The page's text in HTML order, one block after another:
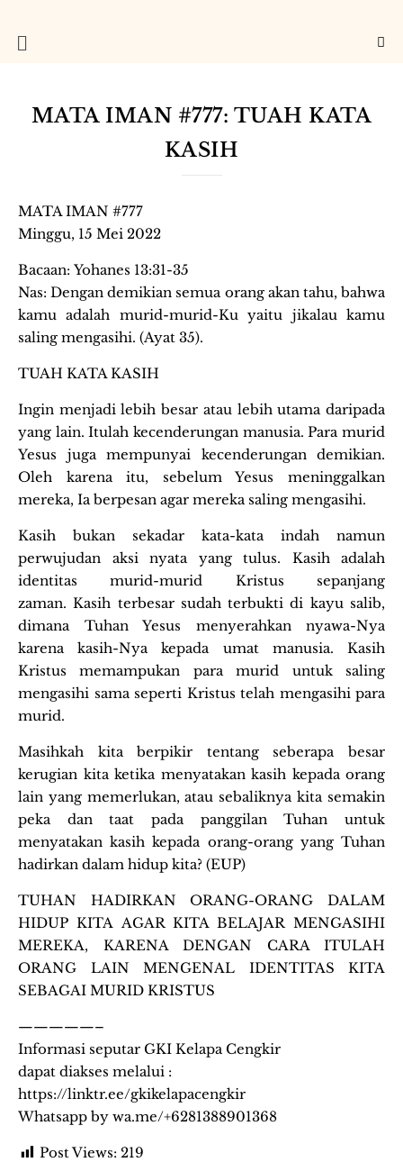
MATA IMAN #777: TUAH KATA
KASIH
MATA IMAN #777
Minggu, 15 Mei 2022
Bacaan: Yohanes 13:31-35
Nas: Dengan demikian semua orang akan tahu, bahwa
kamu adalah murid-murid-Ku yaitu jikalau kamu
saling mengasihi. (Ayat 35).
TUAH KATA KASIH
Ingin menjadi lebih besar atau lebih utama daripada
yang lain. Itulah kecenderungan manusia. Para murid
Yesus juga mempunyai kecenderungan demikian.
Oleh karena itu, sebelum Yesus meninggalkan
mereka, Ia berpesan agar mereka saling mengasihi.
Kasih bukan sekadar kata-kata indah namun
perwujudan aksi nyata yang tulus. Kasih adalah
identitas murid-murid Kristus sepanjang
zaman. Kasih terbesar sudah terbukti di kayu salib,
dimana Tuhan Yesus menyerahkan nyawa-Nya
karena kasih-Nya kepada umat manusia. Kasih
Kristus memampukan para murid untuk saling
mengasihi sama seperti Kristus telah mengasihi para
murid.
Masihkah kita berpikir tentang seberapa besar
kerugian kita ketika menyatakan kasih kepada orang
lain yang memerlukan, atau sebaliknya kita semakin
peka dan taat pada panggilan Tuhan untuk
menyatakan kasih kepada orang-orang yang Tuhan
hadirkan dalam hidup kita? (EUP)
TUHAN HADIRKAN ORANG-ORANG DALAM
HIDUP KITA AGAR KITA BELAJAR MENGASIHI
MEREKA, KARENA DENGAN CARA ITULAH
ORANG LAIN MENGENAL IDENTITAS KITA
SEBAGAI MURID KRISTUS
—————–
Informasi seputar GKI Kelapa Cengkir
dapat diakses melalui :
https://linktr.ee/gkikelapacengkir
Whatsapp by wa.me/+6281388901368
Post Views: 219